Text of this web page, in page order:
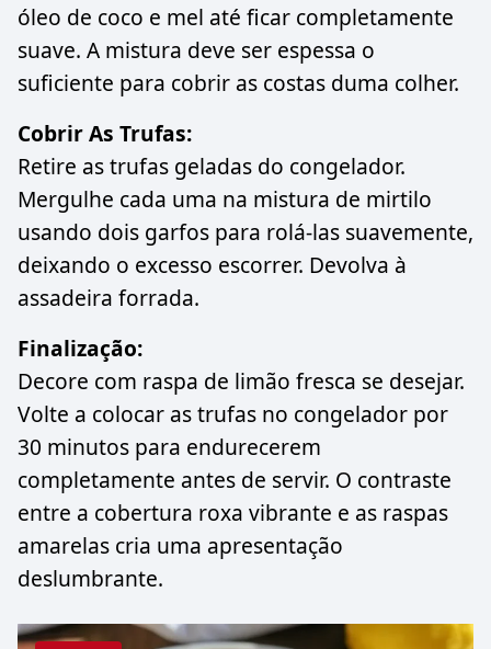
óleo de coco e mel até ficar completamente
suave. A mistura deve ser espessa o
suficiente para cobrir as costas duma colher.
Cobrir As Trufas:
Retire as trufas geladas do congelador.
Mergulhe cada uma na mistura de mirtilo
usando dois garfos para rolá-las suavemente,
deixando o excesso escorrer. Devolva à
assadeira forrada.
Finalização:
Decore com raspa de limão fresca se desejar.
Volte a colocar as trufas no congelador por
30 minutos para endurecerem
completamente antes de servir. O contraste
entre a cobertura roxa vibrante e as raspas
amarelas cria uma apresentação
deslumbrante.